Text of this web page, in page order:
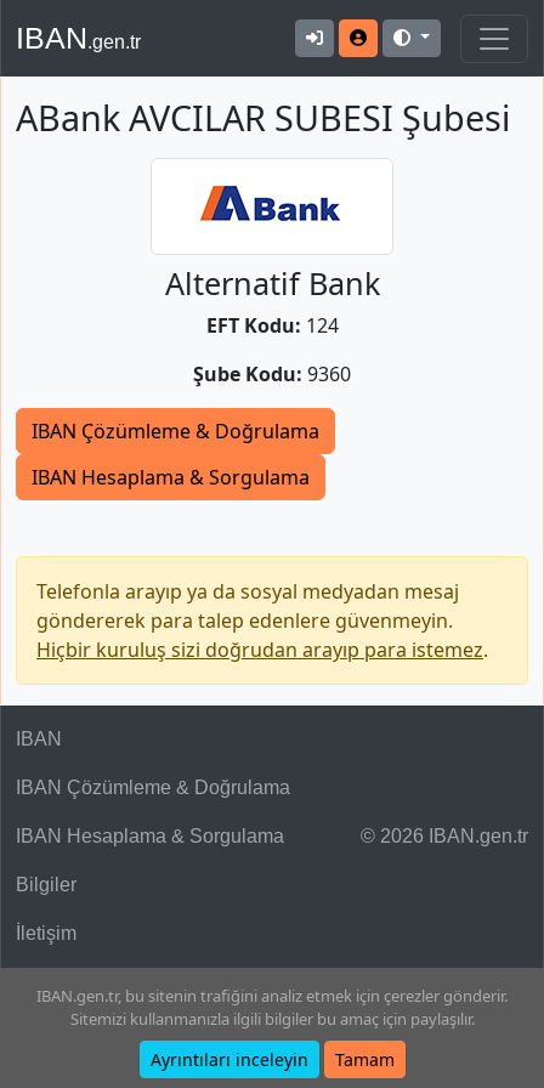
IBAN.gen.tr
ABank AVCILAR SUBESI Şubesi
Alternatif Bank
EFT Kodu: 124
Şube Kodu: 9360
IBAN Çözümleme & Doğrulama
IBAN Hesaplama & Sorgulama
Telefonla arayıp ya da sosyal medyadan mesaj
göndererek para talep edenlere güvenmeyin.
Hiçbir kuruluş sizi doğrudan arayıp para istemez.
© 2026 IBAN.gen.tr
IBAN
IBAN Çözümleme & Doğrulama
IBAN Hesaplama & Sorgulama
Bilgiler
İletişim
IBAN.gen.tr, bu sitenin trafiğini analiz etmek için çerezler gönderir.
Sitemizi kullanmanızla ilgili bilgiler bu amaç için paylaşılır.
Ayrıntıları inceleyin Tamam